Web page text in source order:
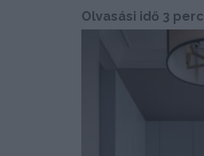
Olvasási idő 3 perc